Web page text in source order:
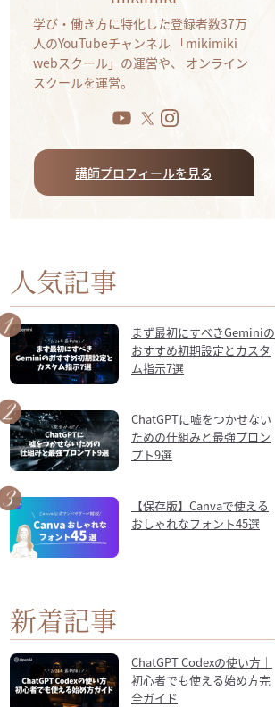
学び・働き方に特化した登録者数37万
人のYouTubeチャンネル 「mikimiki
webスクール」の運営や、 オンライン
スクールを運営。
講師プロフィールを見る
人気記事
まず最初にすべきGeminiの
おすすめ初期設定とカスタ
ム指示7選
ChatGPTに嘘をつかせない
ための仕組みと最強プロン
プト9選
【保存版】Canvaで使える
おしゃれなフォント45選
新着記事
ChatGPT Codexの使い方｜
初心者でも使える始め方完
全ガイド